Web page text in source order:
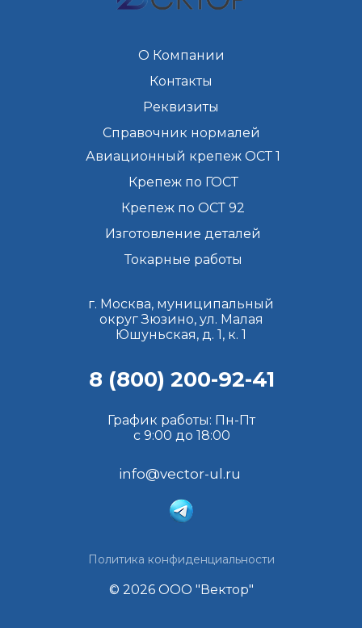
info@vector-ul.ru
График работы: Пн-Пт
с 9:00 до 18:00
г. Москва, муниципальный
округ Зюзино, ул. Малая
Юшуньская, д. 1, к. 1
© 2026 ООО "Вектор"
О Компании
Контакты
Реквизиты
Справочник нормалей
Авиационный крепеж ОСТ 1
Крепеж по ГОСТ
Крепеж по ОСТ 92
Изготовление деталей
Токарные работы
Политика конфиденциальности
8 (800) 200-92-41